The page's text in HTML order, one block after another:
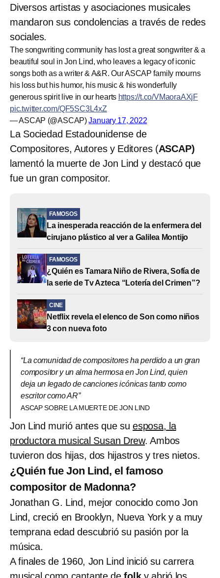
Diversos artistas y asociaciones musicales
mandaron sus condolencias a través de redes
sociales.
The songwriting community has lost a great songwriter & a
beautiful soul in Jon Lind, who leaves a legacy of iconic
songs both as a writer & A&R. Our ASCAP family mourns
his loss but his humor, his music & his wonderfully
generous spirit live in our hearts https://t.co/VMaoraAXjF
pic.twitter.com/QF5SC3L4xZ
— ASCAP (@ASCAP)January 17, 2022
La Sociedad Estadounidense de
Compositores, Autores y Editores (ASCAP)
lamentó la muerte de Jon Lind y destacó que
fue un gran compositor.
FAMOSOS
La inesperada reacción de la enfermera del
cirujano plástico al ver a Galilea Montijo
FAMOSOS
¿Quién es Tamara Niño de Rivera, Sofía de
la serie de Tv Azteca “Lotería del Crimen”?
CINE
Netflix revela el elenco de Son como niños
3 con nueva foto
“La comunidad de compositores ha perdido a un gran
compositor y un alma hermosa en Jon Lind, quien
deja un legado de canciones icónicas tanto como
escritor como AR”
ASCAP SOBRE LA MUERTE DE JON LIND
Jon Lind murió antes que suesposa, la
productora musical Susan Drew. Ambos
tuvieron dos hijas, dos hijastros y tres nietos.
¿Quién fue Jon Lind, el famoso
compositor de Madonna?
Jonathan G. Lind, mejor conocido como Jon
Lind, creció en Brooklyn, Nueva York y a muy
temprana edad descubrió su pasión por la
música.
A finales de 1960, Jon Lind inició su carrera